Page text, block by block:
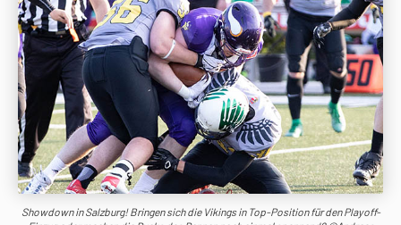
Showdown in Salzburg! Bringen sich die Vikings in Top-Position für den Playoff-